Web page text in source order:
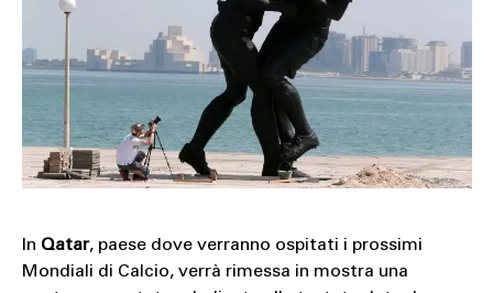
SPORT
TECH
TRAVEL
In Qatar, paese dove verranno ospitati i prossimi
Mondiali di Calcio, verrà rimessa in mostra una